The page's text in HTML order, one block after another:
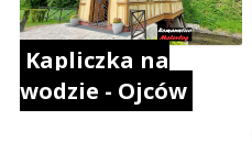
Kapliczka na
wodzie - Ojców